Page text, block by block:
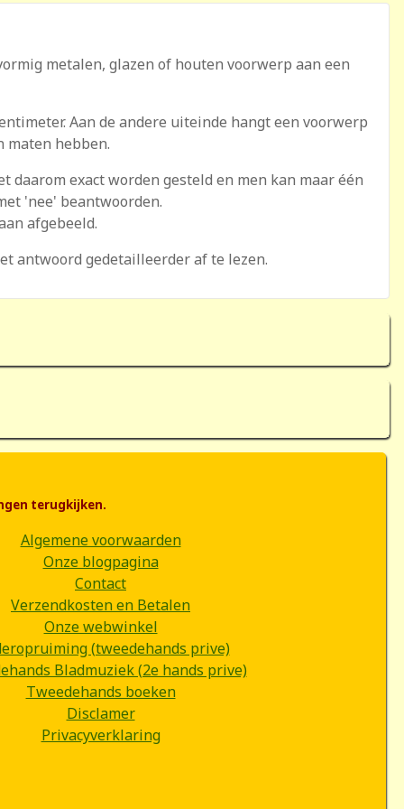
metalen, glazen of houten voorwerp aan een
Aan de andere uiteinde hangt een voorwerp
maten hebben.
exact worden gesteld en men kan maar één
'nee' beantwoorden.
afgebeeld.
antwoord gedetailleerder af te lezen.
terugkijken.
Algemene voorwaarden
Onze blogpagina
Contact
Verzendkosten en Betalen
Onze webwinkel
(tweedehands prive)
Bladmuziek (2e hands prive)
Tweedehands boeken
Disclamer
Privacyverklaring